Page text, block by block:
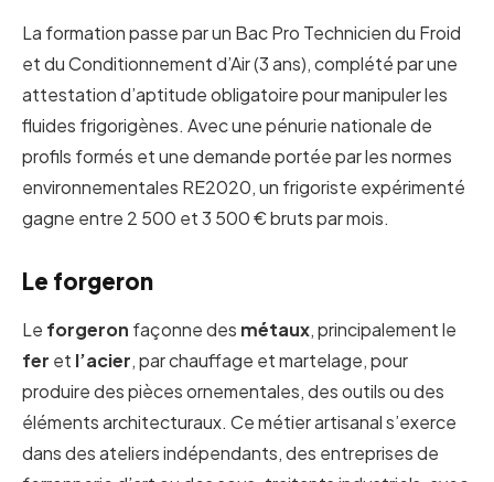
La formation passe par un Bac Pro Technicien du Froid
et du Conditionnement d’Air (3 ans), complété par une
attestation d’aptitude obligatoire pour manipuler les
fluides frigorigènes. Avec une pénurie nationale de
profils formés et une demande portée par les normes
environnementales RE2020, un frigoriste expérimenté
gagne entre 2 500 et 3 500 € bruts par mois.
Le forgeron
Le forgeron façonne des métaux, principalement le
fer et l’acier, par chauffage et martelage, pour
produire des pièces ornementales, des outils ou des
éléments architecturaux. Ce métier artisanal s’exerce
dans des ateliers indépendants, des entreprises de